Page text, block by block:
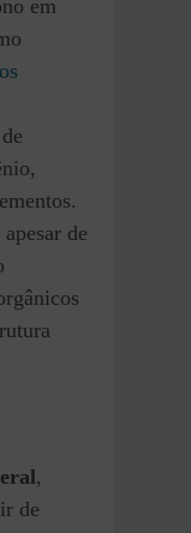
em
apesar de
,
de